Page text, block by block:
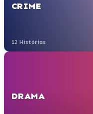
CRIME
12 Histórias
DRAMA